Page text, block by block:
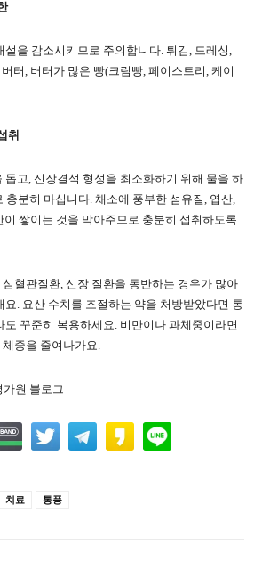
설을 감소시키므로 주의합니다. 튀김, 드레싱,
터, 버터가 많은 빵(크림빵, 페이스트리, 케이
취
돕고, 신장결석 형성을 최소화하기 위해 물을 하
충분히 마십니다. 채소에 풍부한 섬유질, 엽산,
이 쌓이는 것을 막아주므로 충분히 섭취하도록
혈관질환, 신장 질환을 동반하는 경우가 많아
. 요산 수치를 조절하는 약을 처방받았다면 통
도 꾸준히 복용하세요. 비만이나 과체중이라면
중을 줄여나가요.
원 블로그
치료 통풍